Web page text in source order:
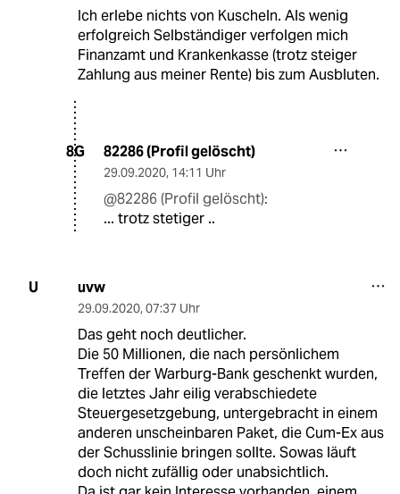
Ich erlebe nichts von Kuscheln. Als wenig
erfolgreich Selbständiger verfolgen mich
Finanzamt und Krankenkasse (trotz steiger
Zahlung aus meiner Rente) bis zum Ausbluten.
8G 82286 (Profil gelöscht)
29.09.2020, 14:11 Uhr
@82286 (Profil gelöscht):
... trotz stetiger ..
U uvw
29.09.2020, 07:37 Uhr
Das geht noch deutlicher.
Die 50 Millionen, die nach persönlichem
Treffen der Warburg-Bank geschenkt wurden,
die letztes Jahr eilig verabschiedete
Steuergesetzgebung, untergebracht in einem
anderen unscheinbaren Paket, die Cum-Ex aus
der Schusslinie bringen sollte. Sowas läuft
doch nicht zufällig oder unabsichtlich.